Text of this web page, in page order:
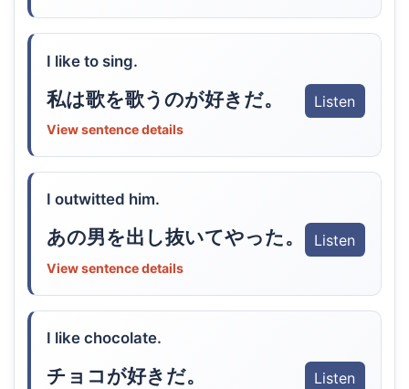
I like to sing.
私は歌を歌うのが好きだ。 Listen
View sentence details
I outwitted him.
あの男を出し抜いてやった。 Listen
View sentence details
I like chocolate.
チョコが好きだ。 Listen